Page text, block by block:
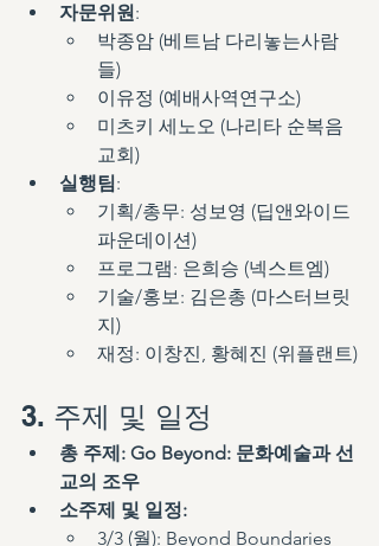
자문위원:
박종암 (베트남 다리놓는사람
들)
이유정 (예배사역연구소)
미츠키 세노오 (나리타 순복음
교회)
실행팀:
기획/총무: 성보영 (딥앤와이드
파운데이션)
프로그램: 은희승 (넥스트엠)
기술/홍보: 김은총 (마스터브릿
지)
재정: 이창진, 황혜진 (위플랜트)
3. 주제 및 일정
총 주제: Go Beyond: 문화예술과 선
교의 조우
소주제 및 일정:
3/3 (월): Beyond Boundaries